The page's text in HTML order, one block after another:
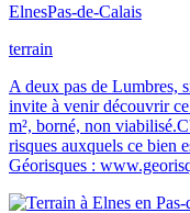
ElnesPas-de-Calais
terrain
A deux pas de Lumbres,
invite à venir découvrir
m², borné, non
risques auxquels ce bien
Géorisques :